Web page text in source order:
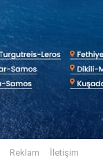
Reklam İletişim